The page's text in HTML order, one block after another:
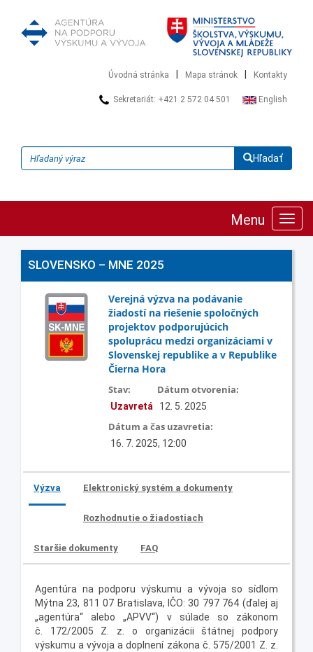
Úvodná stránka Mapa stránok Kontakty
Sekretariát: +421 2 572 04 501 English
Hľadať
Menu
SLOVENSKO – MNE 2025
Verejná výzva na podávanie
žiadostí na riešenie spoločných
projektov podporujúcich
spoluprácu medzi organizáciami v
Slovenskej republike a v Republike
Čierna Hora
Stav:
Uzavretá
Dátum otvorenia:
12. 5. 2025
Dátum a čas uzavretia:
16. 7. 2025, 12:00
Výzva Elektronický systém a dokumenty
Rozhodnutie o žiadostiach
Staršie dokumenty FAQ
Agentúra na podporu výskumu a vývoja so sídlom
Mýtna 23, 811 07 Bratislava, IČO: 30 797 764 (ďalej aj
„agentúra“ alebo „APVV“) v súlade so zákonom
č. 172/2005 Z. z. o organizácii štátnej podpory
výskumu a vývoja a doplnení zákona č. 575/2001 Z. z.